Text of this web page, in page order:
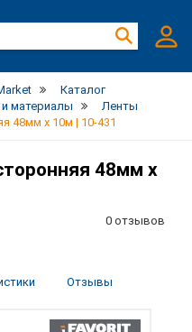
Каталог
материалы
Ленты
48мм х 10м | 10-431
48мм х
0 отзывов
Отзывы